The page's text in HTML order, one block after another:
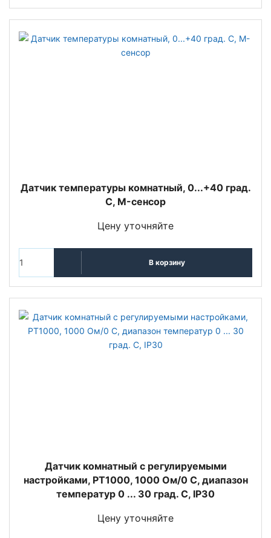
Датчик температуры комнатный, 0...+40 град.
C, M-сенсор
Цену уточняйте
В корзину
Датчик комнатный с регулируемыми
настройками, PT1000, 1000 Oм/0 С, диапазон
температур 0 ... 30 град. C, IP30
Цену уточняйте